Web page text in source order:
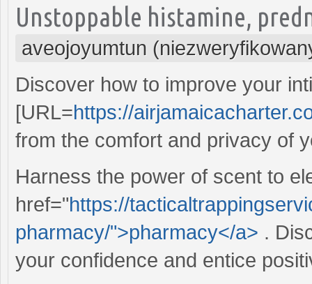
Unstoppable histamine,
aveojoyumtun
Discover how to improve your
[URL=https://
from the comfort and privacy of
Harness the power of scent to
href="https://
pharmacy/">pharmacy</a> .
your confidence and entice